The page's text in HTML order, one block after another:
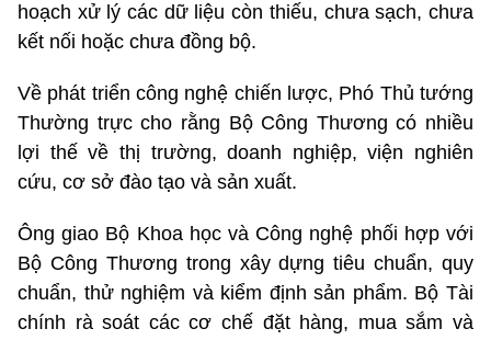
hoạch xử lý các dữ liệu còn thiếu, chưa sạch, chưa
kết nối hoặc chưa đồng bộ.
Về phát triển công nghệ chiến lược, Phó Thủ tướng
Thường trực cho rằng Bộ Công Thương có nhiều
lợi thế về thị trường, doanh nghiệp, viện nghiên
cứu, cơ sở đào tạo và sản xuất.
Ông giao Bộ Khoa học và Công nghệ phối hợp với
Bộ Công Thương trong xây dựng tiêu chuẩn, quy
chuẩn, thử nghiệm và kiểm định sản phẩm. Bộ Tài
chính rà soát các cơ chế đặt hàng, mua sắm và